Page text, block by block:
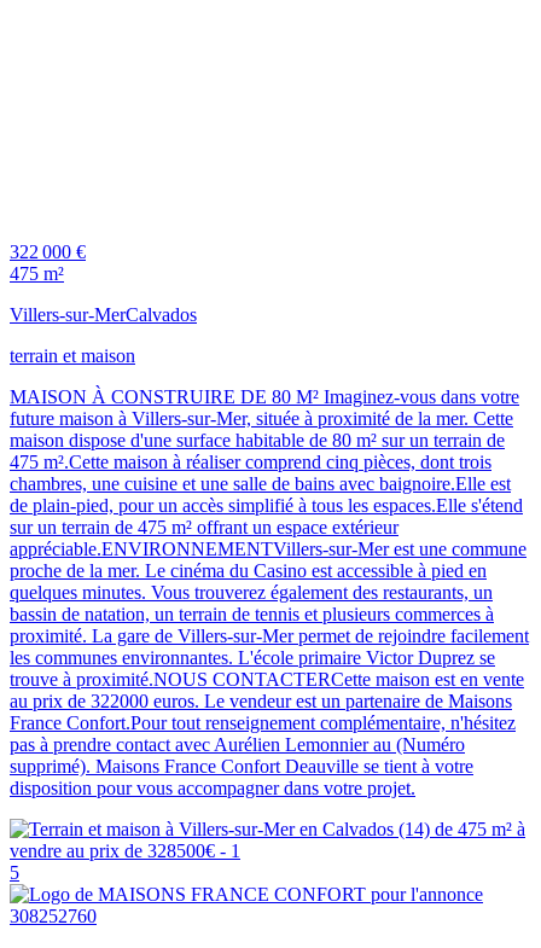
322 000 €
475 m²
Villers-sur-MerCalvados
terrain et maison
MAISON À CONSTRUIRE DE 80 M² Imaginez-vous dans votre
future maison à Villers-sur-Mer, située à proximité de la mer. Cette
maison dispose d'une surface habitable de 80 m² sur un terrain de
475 m².Cette maison à réaliser comprend cinq pièces, dont trois
chambres, une cuisine et une salle de bains avec baignoire.Elle est
de plain-pied, pour un accès simplifié à tous les espaces.Elle s'étend
sur un terrain de 475 m² offrant un espace extérieur
appréciable.ENVIRONNEMENTVillers-sur-Mer est une commune
proche de la mer. Le cinéma du Casino est accessible à pied en
quelques minutes. Vous trouverez également des restaurants, un
bassin de natation, un terrain de tennis et plusieurs commerces à
proximité. La gare de Villers-sur-Mer permet de rejoindre facilement
les communes environnantes. L'école primaire Victor Duprez se
trouve à proximité.NOUS CONTACTERCette maison est en vente
au prix de 322000 euros. Le vendeur est un partenaire de Maisons
France Confort.Pour tout renseignement complémentaire, n'hésitez
pas à prendre contact avec Aurélien Lemonnier au (Numéro
supprimé). Maisons France Confort Deauville se tient à votre
disposition pour vous accompagner dans votre projet.
5